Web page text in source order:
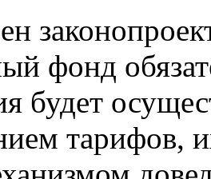
фонд
будет
тарифов,